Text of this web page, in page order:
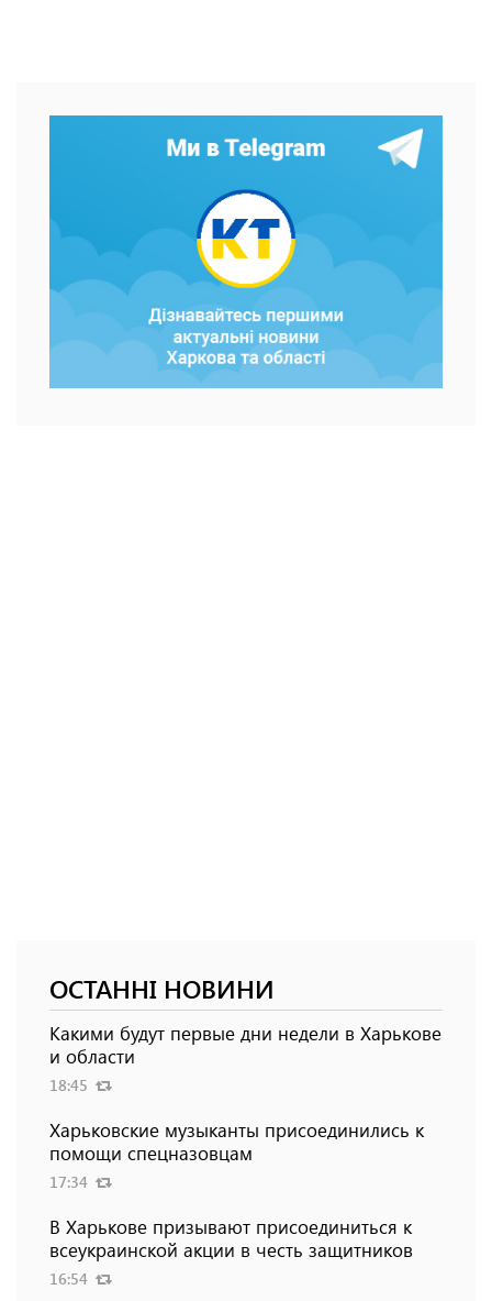
ОСТАННІ НОВИНИ
Какими будут первые дни недели в Харькове
и области
18:45
Харьковские музыканты присоединились к
помощи спецназовцам
17:34
В Харькове призывают присоединиться к
всеукраинской акции в честь защитников
16:54